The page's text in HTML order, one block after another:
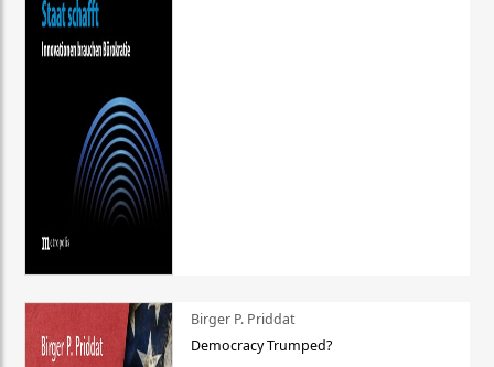
Birger P. Priddat
Democracy Trumped?